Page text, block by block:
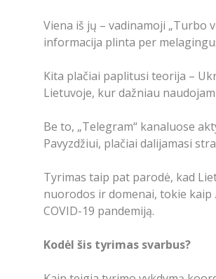
Viena iš jų – vadinamoji „Turbo
informacija plinta per
Kita plačiai paplitusi teorija –
Lietuvoje, kur dažniau
Be to, „Telegram“ kanaluose
Pavyzdžiui, plačiai dalijamasi
Tyrimas taip pat parodė, kad
nuorodos ir domenai, tokie
COVID-19 pandemiją.
Kodėl šis tyrimas svarbus?